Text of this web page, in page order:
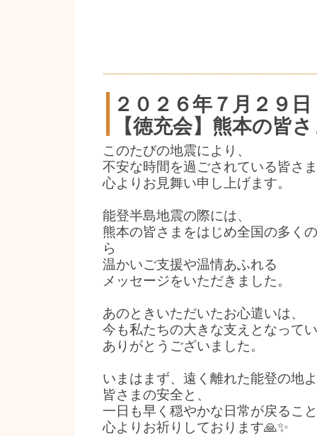
２０２６年７月２９日
【徳充会】熊本の皆
このたびの地震により、
不安な時間を過ごされている皆さ
心よりお見舞い申し上げます。
能登半島地震の際には、
熊本の皆さまをはじめ全国の多く
ら
温かいご支援や温情あふれる
メッセージをいただきました。
あのときいただいたお心遣いは、
今も私たちの大きな支えとなって
ありがとうございました。
いまはまず、遠く離れた能登の地
皆さまの安全と、
一日も早く穏やかな日常が戻るこ
心よりお祈りしております🙏✨